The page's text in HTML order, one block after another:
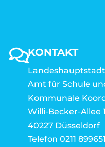
KONTAKT
Amt für Schule
Kommunale
Willi-Becker-Allee
40227 Düsseldorf
Telefon 0211